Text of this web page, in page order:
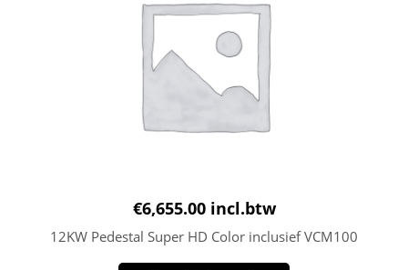
€6,655.00 incl.btw
12KW Pedestal Super HD Color inclusief VCM100